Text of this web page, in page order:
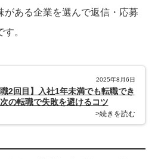
がある企業を選んで返信・応募
。
2025年8月6日
職2回目】入社1年未満でも転職でき
の転職で失敗を避けるコツ
>続きを読む